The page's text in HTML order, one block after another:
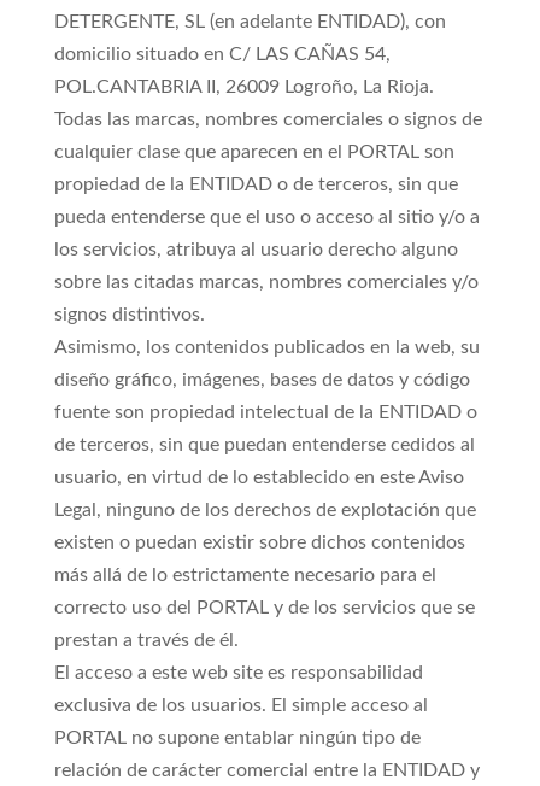
DETERGENTE, SL (en adelante ENTIDAD), con
domicilio situado en C/ LAS CAÑAS 54,
POL.CANTABRIA II, 26009 Logroño, La Rioja.
Todas las marcas, nombres comerciales o signos de
cualquier clase que aparecen en el PORTAL son
propiedad de la ENTIDAD o de terceros, sin que
pueda entenderse que el uso o acceso al sitio y/o a
los servicios, atribuya al usuario derecho alguno
sobre las citadas marcas, nombres comerciales y/o
signos distintivos.
Asimismo, los contenidos publicados en la web, su
diseño gráfico, imágenes, bases de datos y código
fuente son propiedad intelectual de la ENTIDAD o
de terceros, sin que puedan entenderse cedidos al
usuario, en virtud de lo establecido en este Aviso
Legal, ninguno de los derechos de explotación que
existen o puedan existir sobre dichos contenidos
más allá de lo estrictamente necesario para el
correcto uso del PORTAL y de los servicios que se
prestan a través de él.
El acceso a este web site es responsabilidad
exclusiva de los usuarios. El simple acceso al
PORTAL no supone entablar ningún tipo de
relación de carácter comercial entre la ENTIDAD y